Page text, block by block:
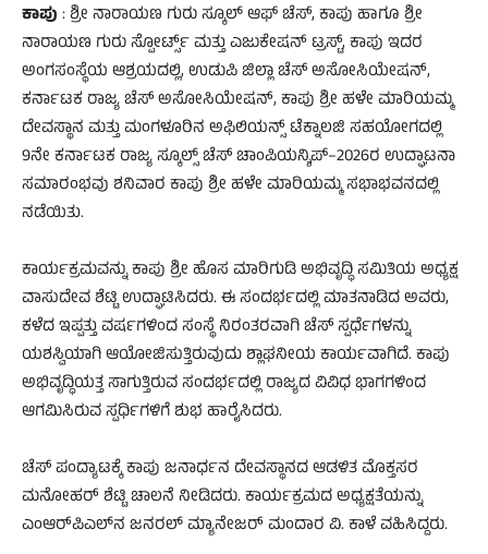
ಕಾಪು : ಶ್ರೀ ನಾರಾಯಣ ಗುರು ಸ್ಕೂಲ್ ಆಫ್ ಚೆಸ್, ಕಾಪು ಹಾಗೂ ಶ್ರೀ
ನಾರಾಯಣ ಗುರು ಸ್ಪೋರ್ಟ್ಸ್ ಮತ್ತು ಎಜುಕೇಷನ್ ಟ್ರಸ್ಟ್, ಕಾಪು ಇದರ
ಅಂಗಸಂಸ್ಥೆಯ ಆಶ್ರಯದಲ್ಲಿ, ಉಡುಪಿ ಜಿಲ್ಲಾ ಚೆಸ್ ಅಸೋಸಿಯೇಷನ್,
ಕರ್ನಾಟಕ ರಾಜ್ಯ ಚೆಸ್ ಅಸೋಸಿಯೇಷನ್, ಕಾಪು ಶ್ರೀ ಹಳೇ ಮಾರಿಯಮ್ಮ
ದೇವಸ್ಥಾನ ಮತ್ತು ಮಂಗಳೂರಿನ ಅಫಿಲಿಯನ್ಸ್ ಟೆಕ್ನಾಲಜಿ ಸಹಯೋಗದಲ್ಲಿ
9ನೇ ಕರ್ನಾಟಕ ರಾಜ್ಯ ಸ್ಕೂಲ್ಸ್ ಚೆಸ್ ಚಾಂಪಿಯನ್ಶಿಪ್–2026ರ ಉದ್ಘಾಟನಾ
ಸಮಾರಂಭವು ಶನಿವಾರ ಕಾಪು ಶ್ರೀ ಹಳೇ ಮಾರಿಯಮ್ಮ ಸಭಾಭವನದಲ್ಲಿ
ನಡೆಯಿತು.
ಕಾರ್ಯಕ್ರಮವನ್ನು ಕಾಪು ಶ್ರೀ ಹೊಸ ಮಾರಿಗುಡಿ ಅಭಿವೃದ್ಧಿ ಸಮಿತಿಯ ಅಧ್ಯಕ್ಷ
ವಾಸುದೇವ ಶೆಟ್ಟಿ ಉದ್ಘಾಟಿಸಿದರು. ಈ ಸಂದರ್ಭದಲ್ಲಿ ಮಾತನಾಡಿದ ಅವರು,
ಕಳೆದ ಇಪ್ಪತ್ತು ವರ್ಷಗಳಿಂದ ಸಂಸ್ಥೆ ನಿರಂತರವಾಗಿ ಚೆಸ್ ಸ್ಪರ್ಧೆಗಳನ್ನು
ಯಶಸ್ವಿಯಾಗಿ ಆಯೋಜಿಸುತ್ತಿರುವುದು ಶ್ಲಾಘನೀಯ ಕಾರ್ಯವಾಗಿದೆ. ಕಾಪು
ಅಭಿವೃದ್ಧಿಯತ್ತ ಸಾಗುತ್ತಿರುವ ಸಂದರ್ಭದಲ್ಲಿ ರಾಜ್ಯದ ವಿವಿಧ ಭಾಗಗಳಿಂದ
ಆಗಮಿಸಿರುವ ಸ್ಪರ್ಧಿಗಳಿಗೆ ಶುಭ ಹಾರೈಸಿದರು.
ಚೆಸ್ ಪಂದ್ಯಾಟಕ್ಕೆ ಕಾಪು ಜನಾರ್ಧನ ದೇವಸ್ಥಾನದ ಆಡಳಿತ ಮೊಕ್ತಸರ
ಮನೋಹರ್ ಶೆಟ್ಟಿ ಚಾಲನೆ ನೀಡಿದರು. ಕಾರ್ಯಕ್ರಮದ ಅಧ್ಯಕ್ಷತೆಯನ್ನು
ಎಂಆರ್‌ಪಿಎಲ್‌ನ ಜನರಲ್ ಮ್ಯಾನೇಜರ್ ಮಂದಾರ ವಿ. ಕಾಳೆ ವಹಿಸಿದ್ದರು.